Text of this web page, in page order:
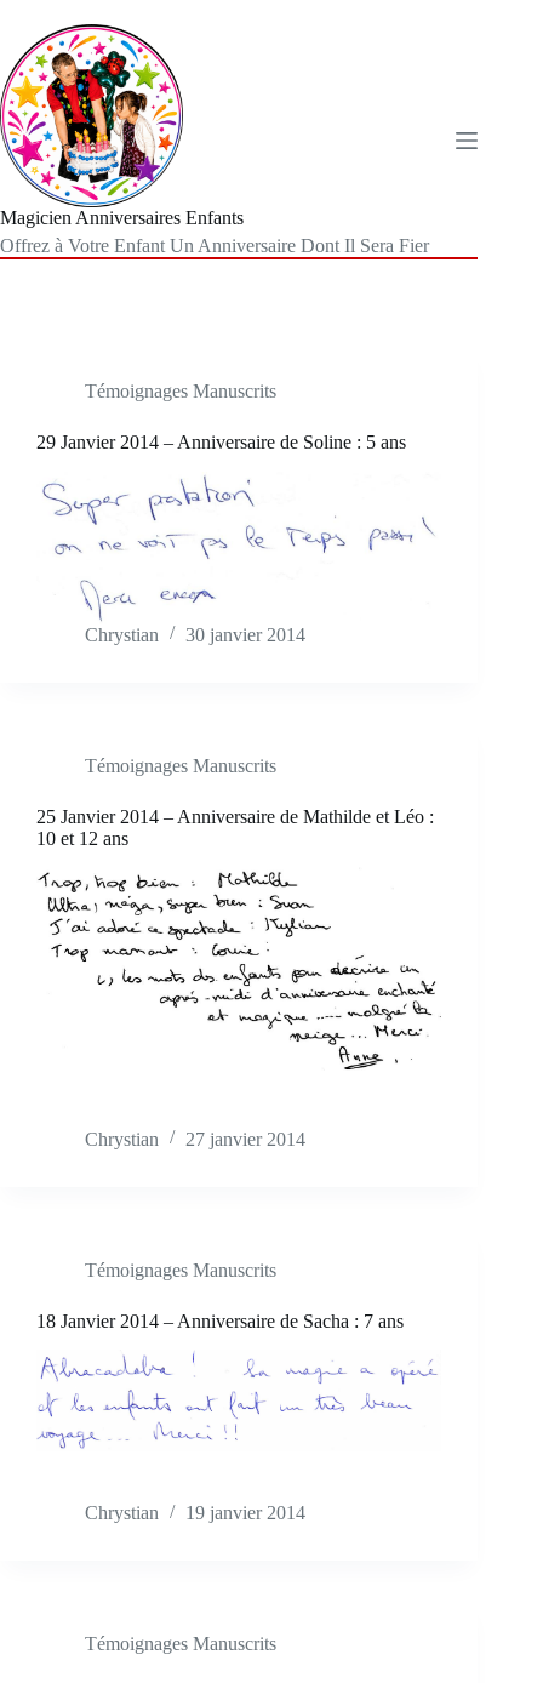
contenu
Magicien Anniversaires Enfants
Offrez à Votre Enfant Un Anniversaire Dont Il Sera Fier
Témoignages Manuscrits
29 Janvier 2014 – Anniversaire de Soline : 5 ans
Chrystian 30 janvier 2014
Témoignages Manuscrits
25 Janvier 2014 – Anniversaire de Mathilde et Léo :
10 et 12 ans
Chrystian 27 janvier 2014
Témoignages Manuscrits
18 Janvier 2014 – Anniversaire de Sacha : 7 ans
Chrystian 19 janvier 2014
Témoignages Manuscrits